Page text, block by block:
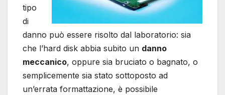
tipo
di
danno può essere risolto dal laboratorio: sia
che l’hard disk abbia subito un danno
meccanico, oppure sia bruciato o bagnato, o
semplicemente sia stato sottoposto ad
un’errata formattazione, è possibile